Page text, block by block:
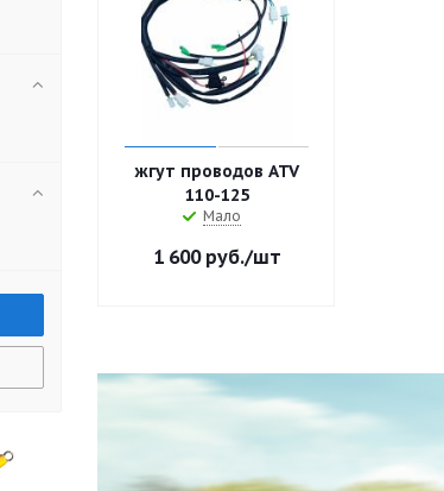
жгут проводов ATV
110-125
Мало
1 600руб./шт